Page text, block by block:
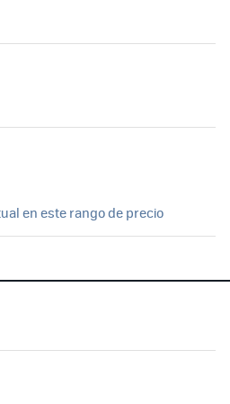
en este rango de precio